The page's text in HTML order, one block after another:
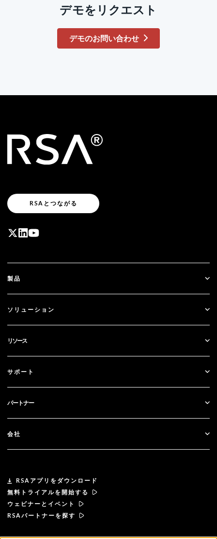
デモをリクエスト
デモのお問い合わせ
RSAとつながる
製品
SecurID
ソリューション
多要素認証
金融サービス
リソース
ブログ
ドキュメンテーション
サポート
カスタマー・サポート
パートナー
パートナーになる
会社
リーダーシップ
ニュース& プレス
RSAアプリをダウンロード
無料トライアルを開始する
ウェビナーとイベント
RSAパートナーを探す